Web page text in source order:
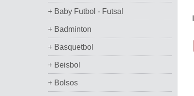
+ Baby Futbol - Futsal
+ Badminton
+ Basquetbol
+ Beisbol
+ Bolsos